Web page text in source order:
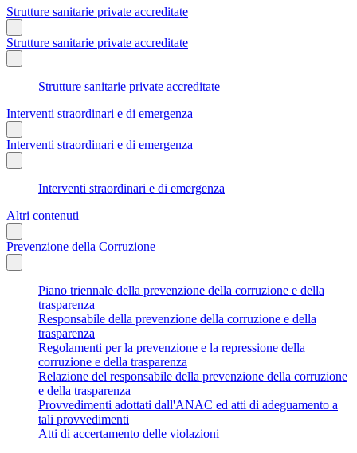
Strutture sanitarie private accreditate
Strutture sanitarie private accreditate
Strutture sanitarie private accreditate
Interventi straordinari e di emergenza
Interventi straordinari e di emergenza
Interventi straordinari e di emergenza
Altri contenuti
Prevenzione della Corruzione
Piano triennale della prevenzione della corruzione e della
trasparenza
Responsabile della prevenzione della corruzione e della
trasparenza
Regolamenti per la prevenzione e la repressione della
corruzione e della trasparenza
Relazione del responsabile della prevenzione della corruzione
e della trasparenza
Provvedimenti adottati dall'ANAC ed atti di adeguamento a
tali provvedimenti
Atti di accertamento delle violazioni